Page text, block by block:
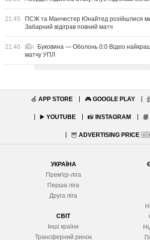
21:45
ПСЖ та Манчестер Юнайтед розійшлися
Забарний відіграв повний матч
21:40
Буковина — Оболонь 0:0 Відео
матчу УПЛ
🍏 APP STORE 🎮 GOOGLE PLAY
▶️ YOUTUBE 📸 INSTAGRAM 📘
🦉 ADVERTISING PRICE
УКРАЇНА
Прем'єр-ліга
Перша ліга
Друга ліга
СВІТ
Інші країни
Трансферний ринок